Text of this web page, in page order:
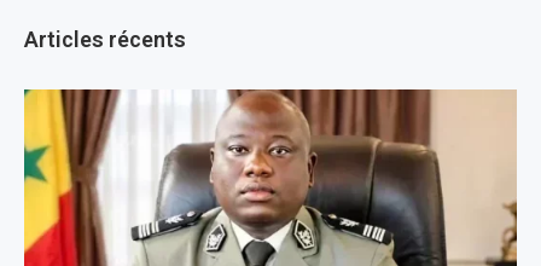
Articles récents